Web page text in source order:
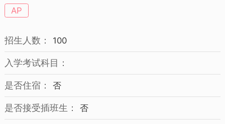
AP
招生人数： 100
入学考试科目：
是否住宿： 否
是否接受插班生： 否